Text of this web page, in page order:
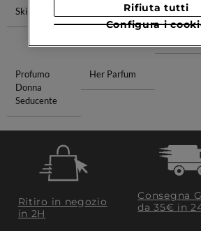
Skin Illusion
Shampoo 300
Ml
Viso Aloe
Profumo
Donna
Seducente
Her Parfum
Ritiro in negozio
in 2H
Consegna
da 35€​ in
Configura i
Rifiuta tutti